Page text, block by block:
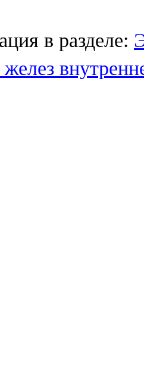
в разделе:
желез